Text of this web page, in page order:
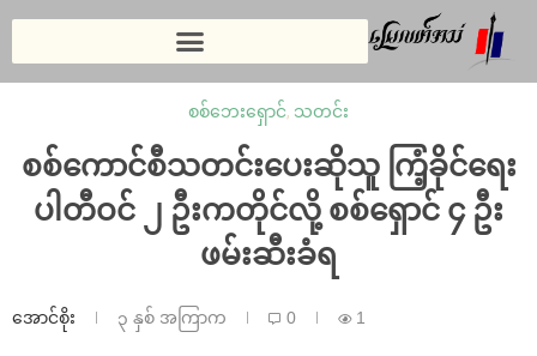
စစ်ဘေးရှောင်, သတင်း
စစ်ကောင်စီသတင်းပေးဆိုသူ ကြံ့ခိုင်ရေး
ပါတီဝင် ၂ ဦးကတိုင်လို့ စစ်ရှောင် ၄ ဦး
ဖမ်းဆီးခံရ
အောင်စိုး ၃ နှစ် အကြာက 0 1